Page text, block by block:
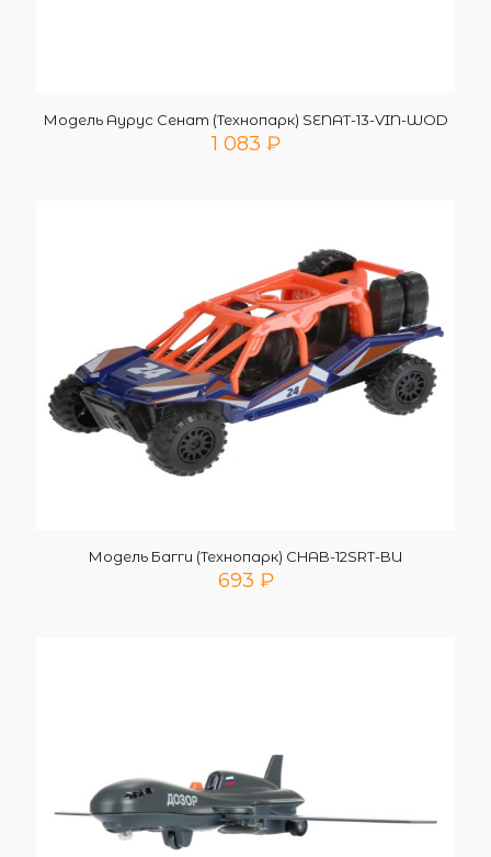
Модель Аурус Сенат (Технопарк) SENAT-13-VIN-WOD
1 083 ₽
Модель Багги (Технопарк) CHAB-12SRT-BU
693 ₽